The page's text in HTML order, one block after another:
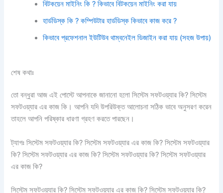
বিটকয়েন মাইনিং কি ? কিভাবে বিটকয়েন মাইনিং করা যায়
হার্ডডিস্ক কি ? কম্পিউটার হার্ডডিস্ক কিভাবে কাজ করে ?
কিভাবে প্রফেশনাল ইউটিউব থাম্বনেইল ডিজাইন করা যায় (সহজ উপায়)
শেষ কথাঃ
তো বন্ধুরা আজ এই পোস্টে আপনাকে জানানো হলো সিস্টেম সফটওয়্যার কি? সিস্টেম
সফটওয়্যার এর কাজ কি। আপনি যদি ‍উপরিউক্ত আলোচনা সঠিক ভাবে অনুসরণ করেন
তাহলে আপনি পরিষ্কার ধারণা গ্রহণ করতে পারছেন।
ট্যাগঃ সিস্টেম সফটওয়্যার কি? সিস্টেম সফটওয়্যার এর কাজ কি? সিস্টেম সফটওয়্যার
কি? সিস্টেম সফটওয়্যার এর কাজ কি? সিস্টেম সফটওয়্যার কি? সিস্টেম সফটওয়্যার
এর কাজ কি?
সিস্টেম সফটওয়্যার কি? সিস্টেম সফটওয়্যার এর কাজ কি? সিস্টেম সফটওয়্যার কি?